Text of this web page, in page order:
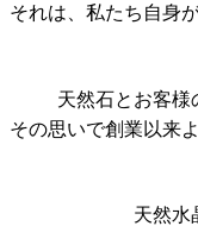
それは、私たち自身
天然石とお客様
その思いで創業以来
天然水